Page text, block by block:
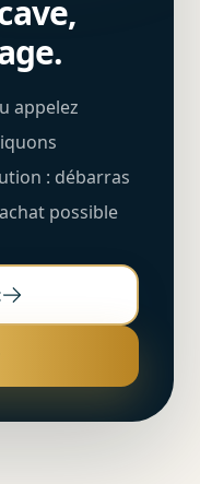
appelez
: débarras
possible